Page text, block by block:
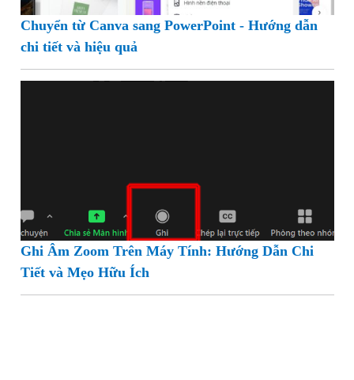
Chuyển từ Canva sang PowerPoint - Hướng dẫn
chi tiết và hiệu quả
Ghi Âm Zoom Trên Máy Tính: Hướng Dẫn Chi
Tiết và Mẹo Hữu Ích